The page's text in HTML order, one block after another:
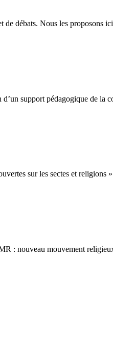
de débats. Nous les proposons
support pédagogique de
sur les sectes et religions
: nouveau mouvement